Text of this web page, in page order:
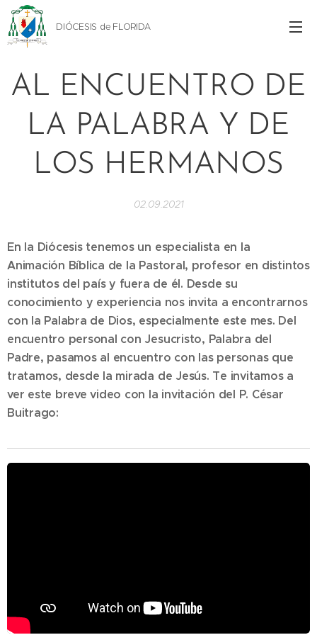
DIÓCESIS de FLORIDA
AL ENCUENTRO DE
LA PALABRA Y DE
LOS HERMANOS
02.09.2021
En la Diócesis tenemos un especialista en la
Animación Bíblica de la Pastoral, profesor en distintos
institutos del país y fuera de él. Desde su
conocimiento y experiencia nos invita a encontrarnos
con la Palabra de Dios, especialmente este mes. Del
encuentro personal con Jesucristo, Palabra del
Padre, pasamos al encuentro con las personas que
tratamos, desde la mirada de Jesús. Te invitamos a
ver este breve video con la invitación del P. César
Buitrago: